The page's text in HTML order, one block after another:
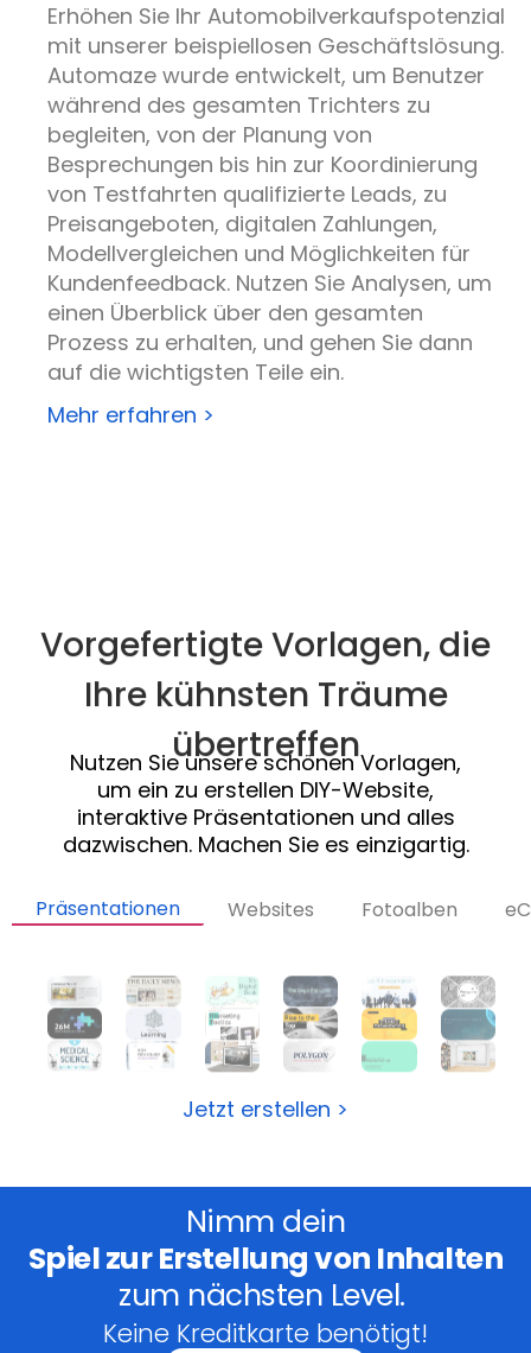
Erhöhen Sie Ihr Automobilverkaufspotenzial
mit unserer beispiellosen Geschäftslösung.
Automaze wurde entwickelt, um Benutzer
während des gesamten Trichters zu
begleiten, von der Planung von
Besprechungen bis hin zur Koordinierung
von Testfahrten qualifizierte Leads, zu
Preisangeboten, digitalen Zahlungen,
Modellvergleichen und Möglichkeiten für
Kundenfeedback. Nutzen Sie Analysen, um
einen Überblick über den gesamten
Prozess zu erhalten, und gehen Sie dann
auf die wichtigsten Teile ein.
Mehr erfahren >
Vorgefertigte Vorlagen, die
Ihre kühnsten Träume
übertreffen
Nutzen Sie unsere schönen Vorlagen,
um ein zu erstellen DIY-Website,
interaktive Präsentationen und alles
dazwischen. Machen Sie es einzigartig.
Präsentationen Websites Fotoalben
Jetzt erstellen >
Nimm dein
Spiel zur Erstellung von Inhalten
zum nächsten Level.
Keine Kreditkarte benötigt!